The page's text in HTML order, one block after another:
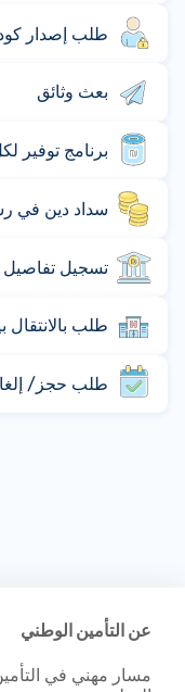
طلب إصدار كود
بعث وثائق
برنامج توفير لكل
سداد دين في
تسجيل تفاصيل
طلب بالانتقال
طلب حجز/ إلغاء
عن التأمين الوطني
مسار مهني في التأمين